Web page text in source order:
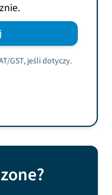
GST, jeśli dotyczy.